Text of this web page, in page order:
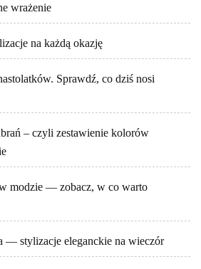
wrażenie
na każdą okazję
Sprawdź, co dziś nosi
– czyli zestawienie kolorów
modzie — zobacz, w co warto
— stylizacje eleganckie na wieczór